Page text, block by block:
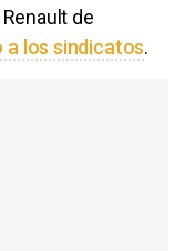
de
a los sindicatos.